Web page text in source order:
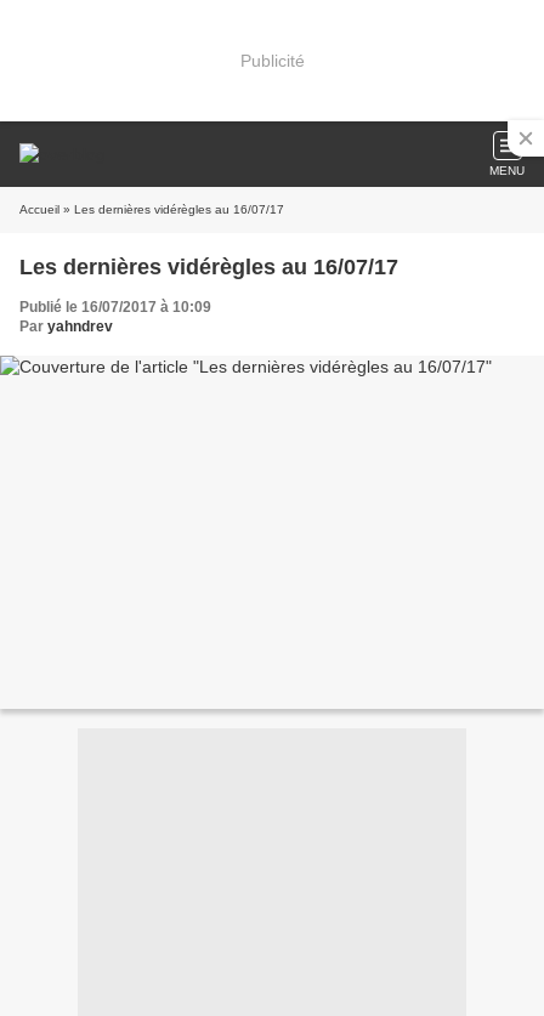
Publicité
MENU
Accueil » Les dernières vidérègles au 16/07/17
Les dernières vidérègles au 16/07/17
Publié le 16/07/2017 à 10:09
Par yahndrev